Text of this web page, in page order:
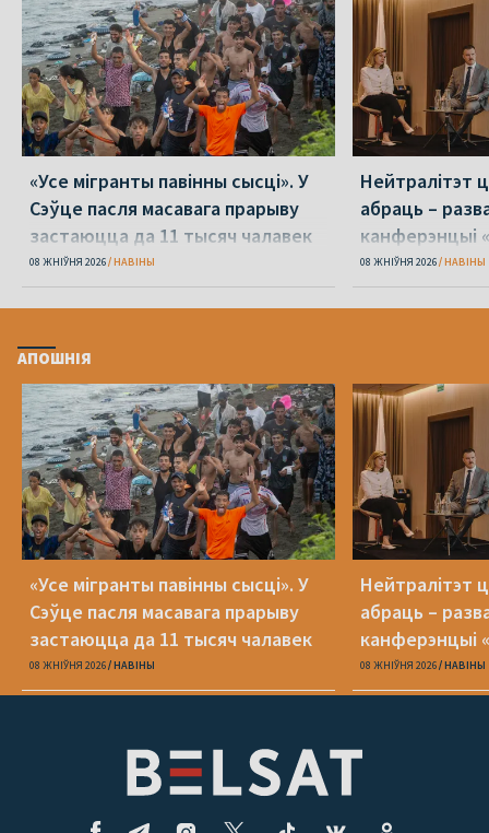
«Усе мігранты павінны сысці». У
Сэўце пасля масавага прарыву
застаюцца да 11 тысяч чалавек
08 ЖНІЎНЯ 2026 НАВІНЫ
Нейтралітэт
абраць –
канферэнцыі
08 ЖНІЎНЯ 2026 НАВІНЫ
АПОШНІЯ
«Усе мігранты павінны сысці». У
Сэўце пасля масавага прарыву
застаюцца да 11 тысяч чалавек
08 ЖНІЎНЯ 2026 НАВІНЫ
Нейтралітэт
абраць –
канферэнцыі
08 ЖНІЎНЯ 2026 НАВІНЫ